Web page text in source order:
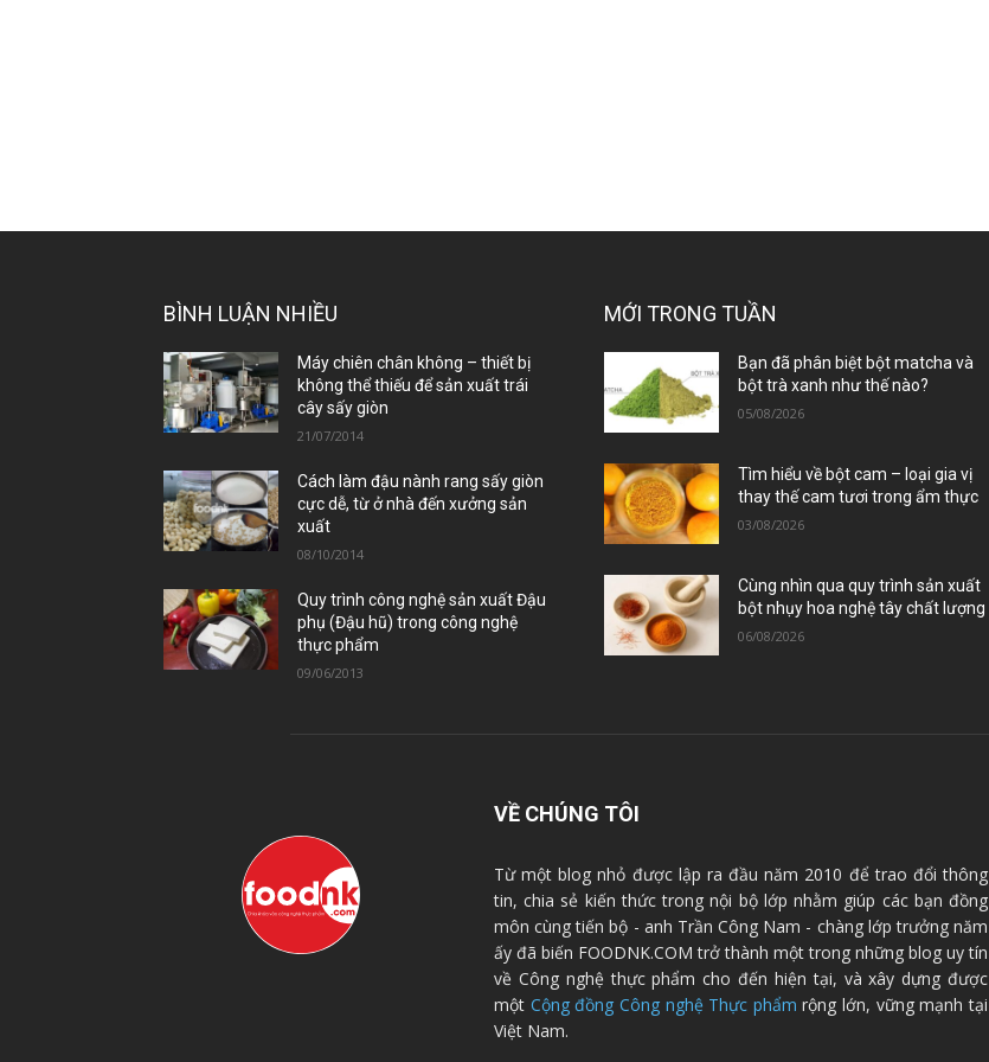
BÌNH LUẬN NHIỀU
Máy chiên chân không – thiết bị
không thể thiếu để sản xuất trái
cây sấy giòn
21/07/2014
Cách làm đậu nành rang sấy giòn
cực dễ, từ ở nhà đến xưởng sản
xuất
08/10/2014
Quy trình công nghệ sản xuất Đậu
phụ (Đậu hũ) trong công nghệ
thực phẩm
09/06/2013
MỚI TRONG TUẦN
Bạn đã phân biệt bột matcha và
bột trà xanh như thế nào?
05/08/2026
Tìm hiểu về bột cam – loại gia vị
thay thế cam tươi trong ẩm thực
03/08/2026
Cùng nhìn qua quy trình sản xuất
bột nhụy hoa nghệ tây chất lượng
06/08/2026
VỀ CHÚNG TÔI
Từ một blog nhỏ được lập ra đầu năm 2010 để trao đổi thông
tin, chia sẻ kiến thức trong nội bộ lớp nhằm giúp các bạn đồng
môn cùng tiến bộ - anh Trần Công Nam - chàng lớp trưởng năm
ấy đã biến FOODNK.COM trở thành một trong những blog uy tín
về Công nghệ thực phẩm cho đến hiện tại, và xây dựng được
một Cộng đồng Công nghệ Thực phẩm rộng lớn, vững mạnh tại
Việt Nam.